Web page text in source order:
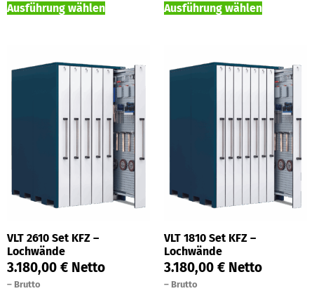
Ausführung wählen Ausführung wählen
VLT 2610 Set KFZ –
Lochwände
3.180,00 € Netto
– Brutto
VLT 1810 Set KFZ –
Lochwände
3.180,00 € Netto
– Brutto